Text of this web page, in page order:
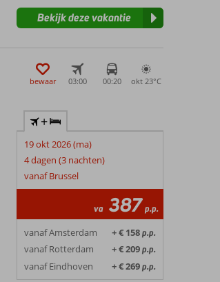
Bekijk deze vakantie
bewaar 03:00 00:20 okt 23°C
+
19 okt 2026 (ma)
4 dagen (3 nachten)
vanaf Brussel
va 387 p.p.
vanaf Amsterdam + € 158p.p.
vanaf Rotterdam + € 209p.p.
vanaf Eindhoven + € 269p.p.